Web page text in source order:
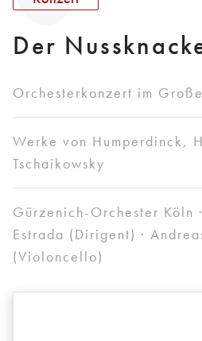
Der
Orchesterkonzert im
Werke von Humperdinck,
Tschaikowsky
Gürzenich-Orchester Köln
Estrada (Dirigent) ·
(Violoncello)